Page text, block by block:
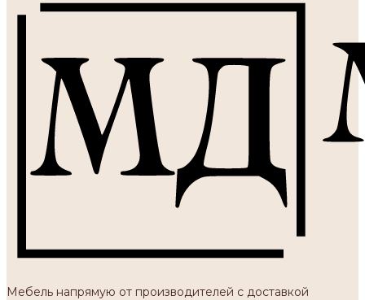
Мебель напрямую от производителей с доставкой